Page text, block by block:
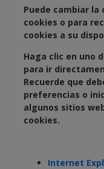
Puede cambiar
cookies o para
cookies a su
Haga clic en uno
para ir
Recuerde que
preferencias o
algunos sitios
cookies.
Internet